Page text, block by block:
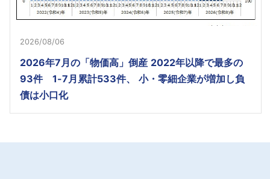
2026/08/06
2026年7月の「物価高」倒産 2022年以降で最多の
93件 1-7月累計533件、 小・零細企業が増加し負
債は小口化